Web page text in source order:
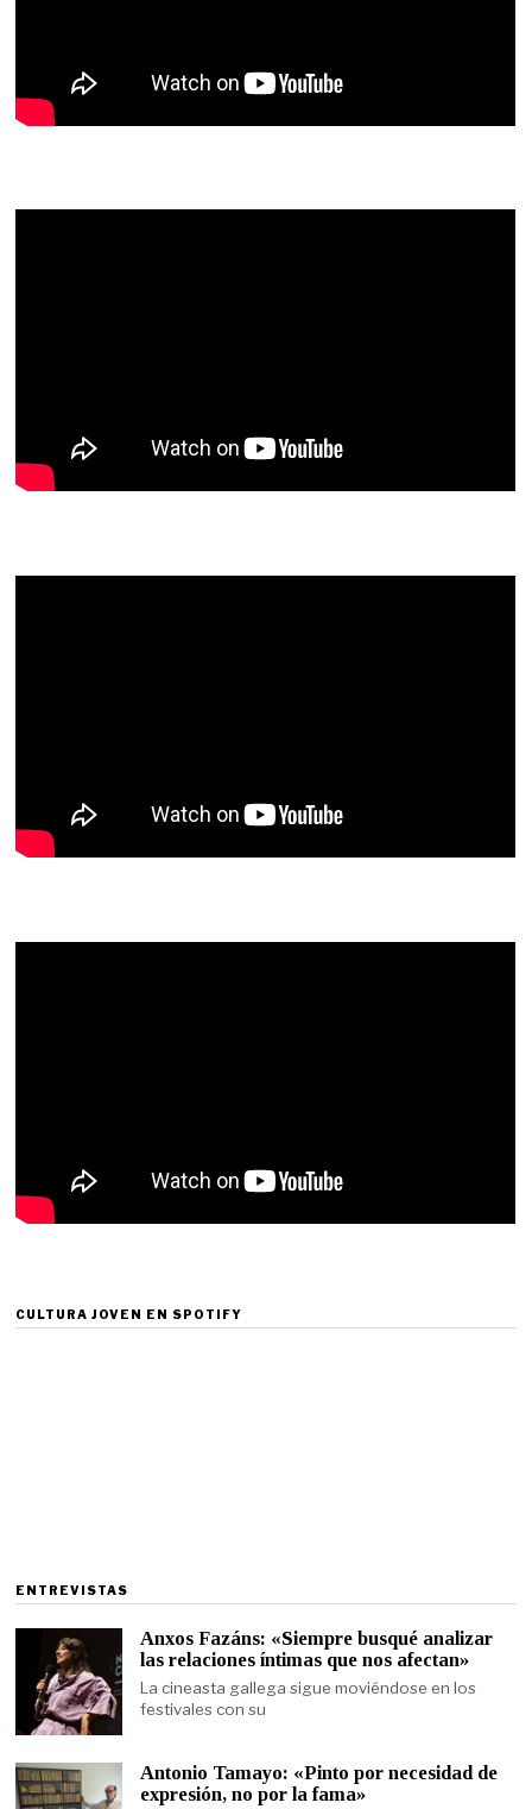
CULTURA JOVEN EN SPOTIFY
ENTREVISTAS
Anxos Fazáns: «Siempre busqué analizar
las relaciones íntimas que nos afectan»
La cineasta gallega sigue moviéndose en los
festivales con su
Antonio Tamayo: «Pinto por necesidad de
expresión, no por la fama»